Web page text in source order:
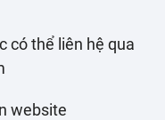
có thể liên hệ qua
website